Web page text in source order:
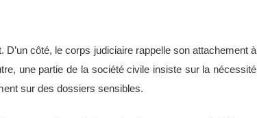
côté, le corps judiciaire rappelle son attachement à
une partie de la société civile insiste sur la nécessité
sur des dossiers sensibles.